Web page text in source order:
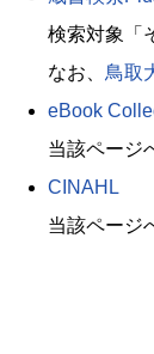
検索対象「
なお、 鳥取
eBook
当該ページ
CINAHL
当該ページ